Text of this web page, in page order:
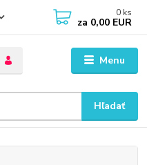
Menu
Hľadať
0 ks
za 0,00 EUR